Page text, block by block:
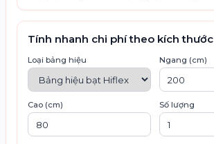
Tính nhanh chi phí theo kích thước
Loại bảng hiệu Ngang (cm)
Cao (cm) Số lượng